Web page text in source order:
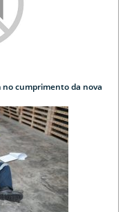
no cumprimento da nova